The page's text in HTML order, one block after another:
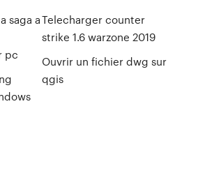
saga a
pc
Telecharger counter
strike 1.6 warzone 2019
Ouvrir un fichier dwg sur
qgis